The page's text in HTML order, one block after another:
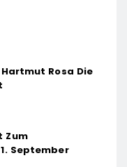
Rosa Die
Zum
September